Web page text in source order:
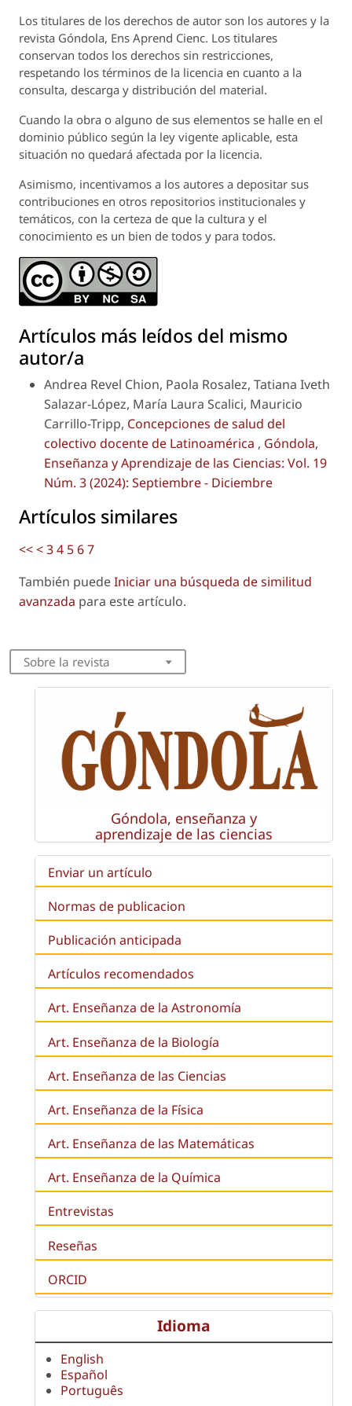
Los titulares de los derechos de autor son los autores y la
revista Góndola, Ens Aprend Cienc. Los titulares
conservan todos los derechos sin restricciones,
respetando los términos de la licencia en cuanto a la
consulta, descarga y distribución del material.
Cuando la obra o alguno de sus elementos se halle en el
dominio público según la ley vigente aplicable, esta
situación no quedará afectada por la licencia.
Asimismo, incentivamos a los autores a depositar sus
contribuciones en otros repositorios institucionales y
temáticos, con la certeza de que la cultura y el
conocimiento es un bien de todos y para todos.
Artículos más leídos del mismo
autor/a
Andrea Revel Chion, Paola Rosalez, Tatiana Iveth
Salazar-López, María Laura Scalici, Mauricio
Carrillo-Tripp, Concepciones de salud del
colectivo docente de Latinoamérica , Góndola,
Enseñanza y Aprendizaje de las Ciencias: Vol. 19
Núm. 3 (2024): Septiembre - Diciembre
Artículos similares
<<<34 567
También puedeIniciar una búsqueda de similitud
avanzada para este artículo.
Sobre la revista
Góndola, enseñanza y
aprendizaje de las ciencias
Enviar un artículo
Normas de publicacion
Publicación anticipada
Artículos recomendados
Art. Enseñanza de la Astronomía
Art. Enseñanza de la Biología
Art. Enseñanza de las Ciencias
Art. Enseñanza de la Física
Art. Enseñanza de las Matemáticas
Art. Enseñanza de la Química
Entrevistas
Reseñas
ORCID
Idioma
English
Español
Português